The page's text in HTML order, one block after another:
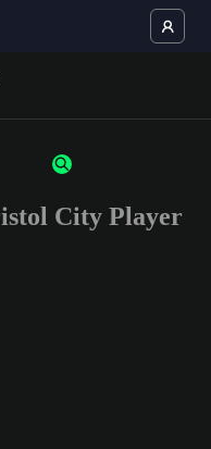
City Player